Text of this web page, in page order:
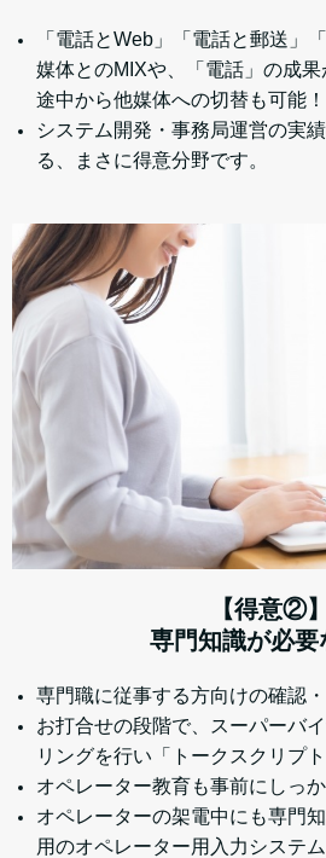
「電話とWeb」「電話と郵送」
媒体とのMIXや、「電話」の成果
途中から他媒体への切替も可能！
システム開発・事務局運営の実
る、まさに得意分野です。
【得意②】
専門知識が必要
専門職に従事する方向けの確認
お打合せの段階で、スーパーバ
リングを行い「トークスクリプ
オペレーター教育も事前にしっ
オペレーターの架電中にも専門
用のオペレーター用入力システ